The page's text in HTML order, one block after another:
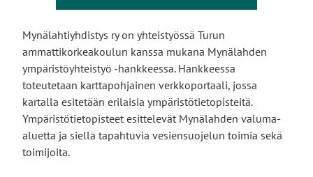
Mynälahtiyhdistys ry on yhteistyössä Turun
ammattikorkeakoulun kanssa mukana Mynälahden
ympäristöyhteistyö -hankkeessa. Hankkeessa
toteutetaan karttapohjainen verkkoportaali, jossa
kartalla esitetään erilaisia ympäristötietopisteitä.
Ympäristötietopisteet esittelevät Mynälahden valuma-
aluetta ja siellä tapahtuvia vesiensuojelun toimia sekä
toimijoita.